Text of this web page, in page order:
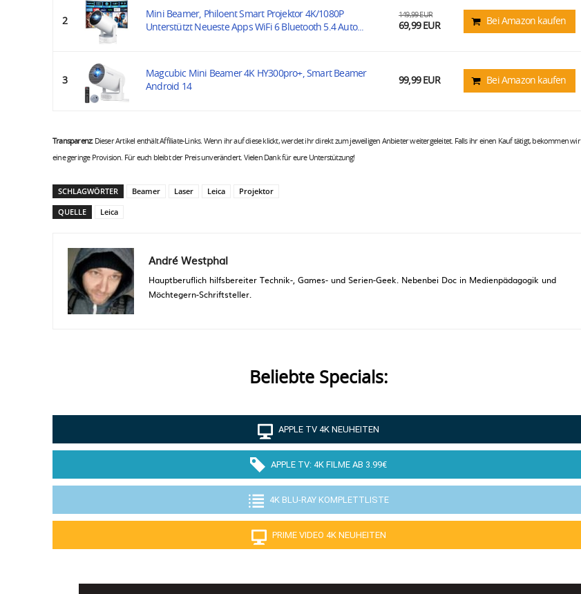
2
Mini Beamer, Philoent Smart Projektor 4K/1080P
Unterstützt Neueste Apps WiFi 6 Bluetooth 5.4 Auto...
149,99 EUR
69,99 EUR Bei Amazon kaufen
3
Magcubic Mini Beamer 4K HY300pro+, Smart Beamer
Android 14
99,99 EUR Bei Amazon kaufen
Transparenz:Dieser Artikel enthält Affiliate-Links. Wenn ihr auf diese klickt, werdet ihr direkt zum jeweiligen Anbieter weitergeleitet. Falls ihr einen Kauf tätigt, bekommen wir
eine geringe Provision. Für euch bleibt der Preis unverändert. Vielen Dank für eure Unterstützung!
SCHLAGWÖRTER Beamer Laser Leica
Projektor
QUELLE
Leica
André Westphal
Hauptberuflich hilfsbereiter Technik-, Games- und Serien-Geek. Nebenbei Doc in Medienpädagogik und
Möchtegern-Schriftsteller.
Beliebte Specials:
APPLE TV 4K NEUHEITEN
APPLE TV: 4K FILME AB 3.99€
4K BLU-RAY KOMPLETTLISTE
PRIME VIDEO 4K NEUHEITEN